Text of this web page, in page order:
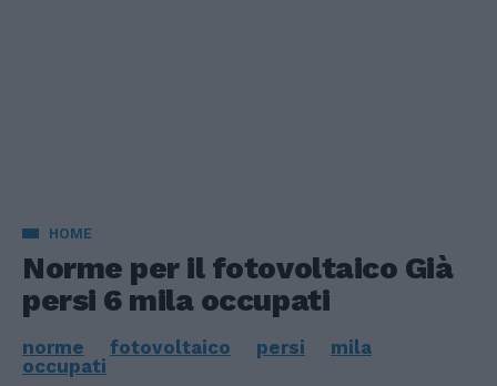
HOME
Norme per il fotovoltaico Già
persi 6 mila occupati
norme fotovoltaico persi
mila
occupati